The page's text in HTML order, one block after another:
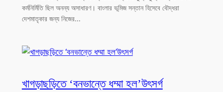
কর্মনির্মিতি ছিল অনন্য অসাধারণ। বাংলার ভূমিজ সন্তান হিসেবে বৌদ্ধরা
দেশমাতৃকার জন্য নিজের…
খাগড়াছড়িতে ‘বনভান্তে ধম্মা হল’উৎসর্গ